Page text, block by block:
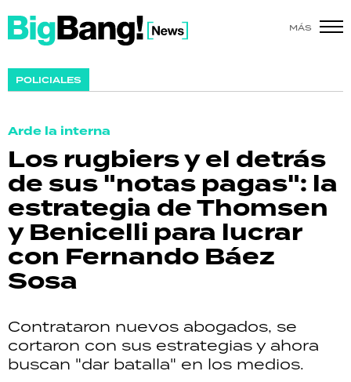
MÁS
POLICIALES
Arde la interna
Los rugbiers y el detrás
de sus "notas pagas": la
estrategia de Thomsen
y Benicelli para lucrar
con Fernando Báez
Sosa
Contrataron nuevos abogados, se
cortaron con sus estrategias y ahora
buscan "dar batalla" en los medios.
SHOW
ACTUALIDAD
POLICIALES
ECONOMÍA
GRAN HERMANO
SALUD
DEPORTES
TECNOLOGÍA